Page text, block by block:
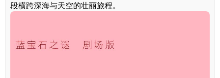
段横跨深海与天空的壮丽旅程。